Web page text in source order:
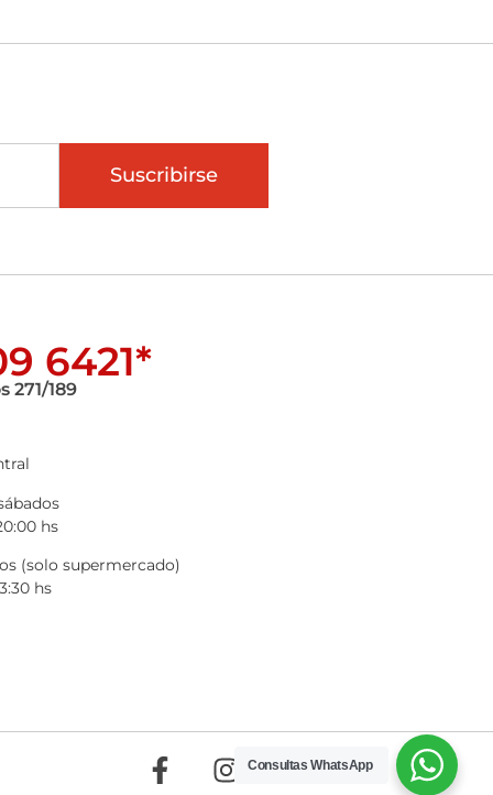
Suscribirse
6421*
271/189
hs
(solo supermercado)
hs
Consultas WhatsApp